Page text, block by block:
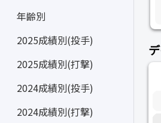
年齢別
2025成績別(投手)
2025成績別(打撃)
2024成績別(投手)
2024成績別(打撃)